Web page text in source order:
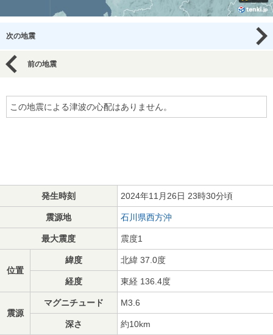
次の地震
前の地震
この地震による津波の心配はありません。
発生時刻 2024年11月26日 23時30分頃
震源地 石川県西方沖
最大震度 震度1
位置
緯度 北緯 37.0度
経度 東経 136.4度
震源
マグニチュード M3.6
深さ 約10km